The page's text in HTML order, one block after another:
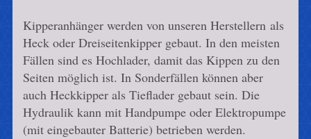
Kipperanhänger werden von unseren Herstellern als
Heck oder Dreiseitenkipper gebaut. In den meisten
Fällen sind es Hochlader, damit das Kippen zu den
Seiten möglich ist. In Sonderfällen können aber
auch Heckkipper als Tieflader gebaut sein. Die
Hydraulik kann mit Handpumpe oder Elektropumpe
(mit eingebauter Batterie) betrieben werden.